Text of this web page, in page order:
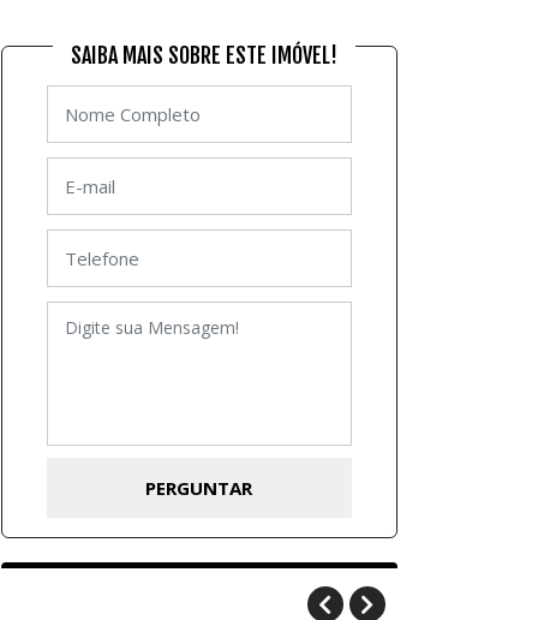
SAIBA MAIS SOBRE ESTE IMÓVEL!